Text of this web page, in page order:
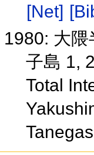
[Net]
1980: 大
子島 1,
Total